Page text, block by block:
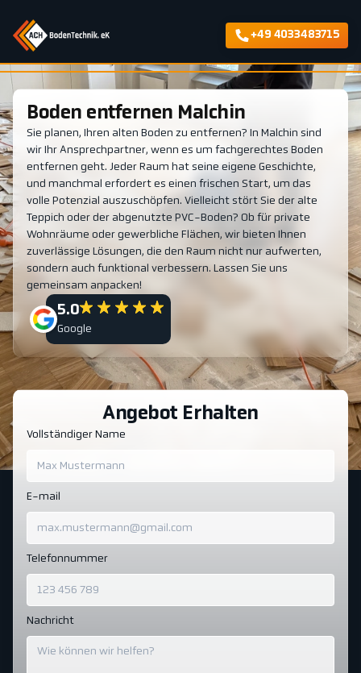
+49 4033483715
Boden entfernen Malchin
Sie planen, Ihren alten Boden zu entfernen? In Malchin sind
wir Ihr Ansprechpartner, wenn es um fachgerechtes Boden
entfernen geht. Jeder Raum hat seine eigene Geschichte,
und manchmal erfordert es einen frischen Start, um das
volle Potenzial auszuschöpfen. Vielleicht stört Sie der alte
Teppich oder der abgenutzte PVC-Boden? Ob für private
Wohnräume oder gewerbliche Flächen, wir bieten Ihnen
zuverlässige Lösungen, die den Raum nicht nur aufwerten,
sondern auch funktional verbessern. Lassen Sie uns
gemeinsam anpacken!
5.0
Google
Angebot Erhalten
Vollständiger Name
E-mail
Telefonnummer
Nachricht